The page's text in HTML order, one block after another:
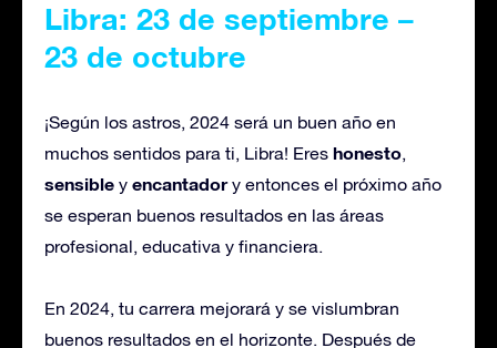
Libra: 23 de septiembre –
23 de octubre
¡Según los astros, 2024 será un buen año en
muchos sentidos para ti, Libra! Eres honesto,
sensible y encantadory entonces el próximo año
se esperan buenos resultados en las áreas
profesional, educativa y financiera.
En 2024, tu carrera mejorará y se vislumbran
buenos resultados en el horizonte. Después de